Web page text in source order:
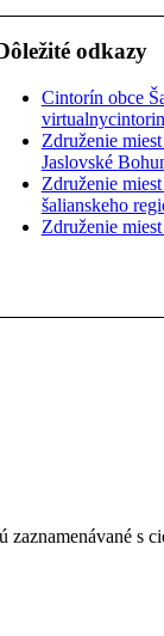
odkazy
Cintorín obce
Združenie
Jaslovské
Združenie
šalianskeho
Združenie
zaznamenávané s